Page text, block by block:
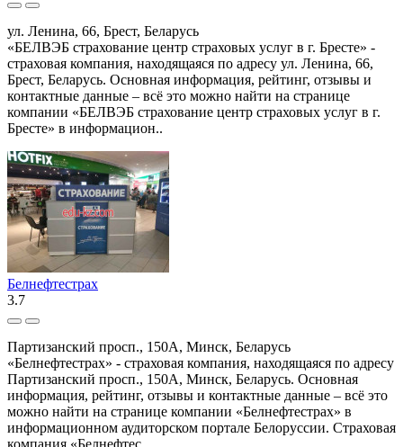
ул. Ленина, 66, Брест, Беларусь
«БЕЛВЭБ страхование центр страховых услуг в г. Бресте» -
страховая компания, находящаяся по адресу ул. Ленина, 66,
Брест, Беларусь. Основная информация, рейтинг, отзывы и
контактные данные – всё это можно найти на странице
компании «БЕЛВЭБ страхование центр страховых услуг в г.
Бресте» в информацион..
Белнефтестрах
3.7
Партизанский просп., 150А, Минск, Беларусь
«Белнефтестрах» - страховая компания, находящаяся по адресу
Партизанский просп., 150А, Минск, Беларусь. Основная
информация, рейтинг, отзывы и контактные данные – всё это
можно найти на странице компании «Белнефтестрах» в
информационном аудиторском портале Белоруссии. Страховая
компания «Белнефтес..